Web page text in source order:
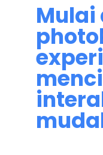
Mulai